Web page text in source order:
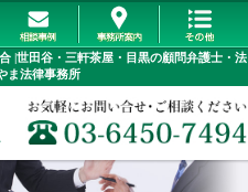
|世田谷・三軒茶屋・目黒の顧問弁護士・法
ま法律事務所